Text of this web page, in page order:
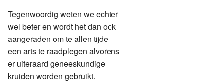
Tegenwoordig weten we echter
wel beter en wordt het dan ook
aangeraden om te allen tijde
een arts te raadplegen alvorens
er uiteraard geneeskundige
kruiden worden gebruikt.